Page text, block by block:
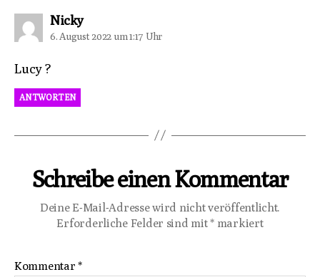
Nickysagt:
6. August 2022 um 1:17 Uhr
Lucy ?
ANTWORTEN
Schreibe einen Kommentar
Deine E-Mail-Adresse wird nicht veröffentlicht.
Erforderliche Felder sind mit* markiert
Kommentar*